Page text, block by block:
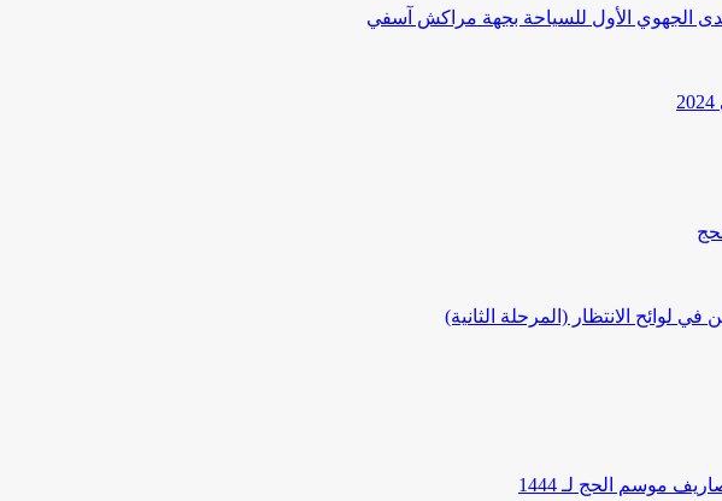
الجهوي الأول للسياحة بجهة مراكش آسفي
لوائح الانتظار (المرحلة الثانية)
موسم الحج لـ 1444